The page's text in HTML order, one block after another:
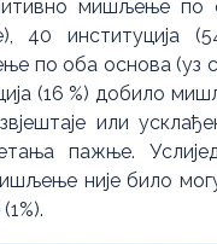
мишљење по
40 институција
по оба основа (уз
(16 %) добило
или
пажње.
није било